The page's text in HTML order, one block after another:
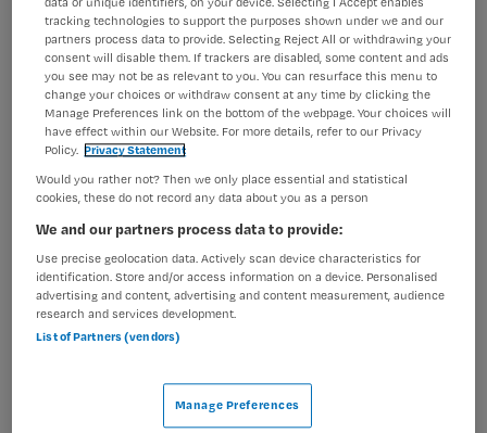
beperkingen. Het is een fijne plek om te werken, waar je
de...
Bekijk vacature Bewaren 31-07-2026
Diabetesverpleegkundige
St. Antonius Ziekenhuis,Utrecht
MBO
Tijdelijk met uitzicht op vast
tracking technologies to support the purposes shown under we and our
partners process data to provide. Selecting Reject All or withdrawing your
consent will disable them. If trackers are disabled, some content and ads
you see may not be as relevant to you. You can resurface this menu to
change your choices or withdraw consent at any time by clicking the
Manage Preferences link on the bottom of the webpage. Your choices will
have effect within our Website. For more details, refer to our Privacy
Policy. Privacy Statement
Would you rather not? Then we only place essential and statistical
cookies, these do not record any data about you as a person
We and our partners process data to provide:
Use precise geolocation data. Actively scan device characteristics for
identification. Store and/or access information on a device. Personalised
advertising and content, advertising and content measurement, audience
research and services development.
List of Partners (vendors)
Manage Preferences